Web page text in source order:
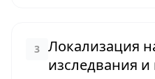
3
Локализация
изследвания